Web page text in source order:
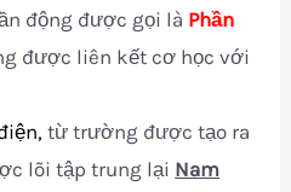
động được gọi là Phần
được liên kết cơ học với
từ trường được tạo ra
lõi tập trung lại Nam